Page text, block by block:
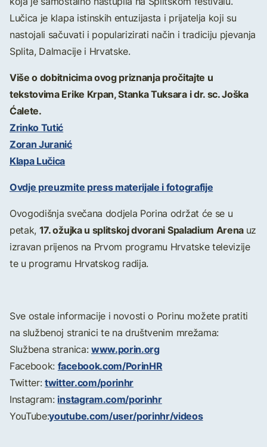
Lučica je klapa istinskih entuzijasta i prijatelja koji su
nastojali sačuvati i popularizirati način i tradiciju pjevanja
Splita, Dalmacije i Hrvatske.
Više o dobitnicima ovog priznanja pročitajte u
tekstovima Erike Krpan, Stanka Tuksara i dr. sc. Joška
Ćalete.
Zrinko Tutić
Zoran Juranić
Klapa Lučica
Ovdje preuzmite press materijale i fotografije
Ovogodišnja svečana dodjela Porina održat će se u
petak, 17. ožujka u splitskoj dvorani Spaladium Arena uz
izravan prijenos na Prvom programu Hrvatske televizije
te u programu Hrvatskog radija.
Sve ostale informacije i novosti o Porinu možete pratiti
na službenoj stranici te na društvenim mrežama:
Službena stranica:www.porin.org
Facebook: facebook.com/PorinHR
Twitter:twitter.com/porinhr
Instagram: instagram.com/porinhr
YouTube:youtube.com/user/porinhr/videos